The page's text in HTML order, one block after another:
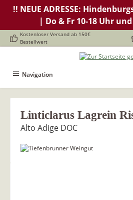
springen
!! NEUE ADRESSE:
| Do & Fr 10-18 Uhr
Kostenloser Versand ab 150€
Bestellwert
Navigation
Linticlarus Lagrein
Alto Adige DOC